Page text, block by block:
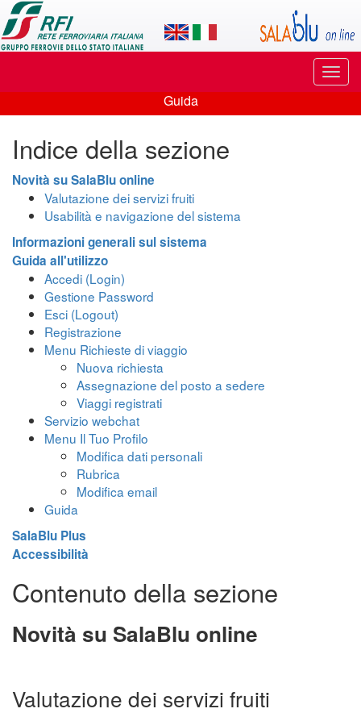
Applicazione
SalaBlu
Online
di
Rete
Ferroviaria
Italiana
di
Guida
Guida
Indice della sezione
Novità su SalaBlu online
Valutazione dei servizi fruiti
Usabilità e navigazione del sistema
Informazioni generali sul sistema
Guida all'utilizzo
Accedi (Login)
Gestione Password
Esci (Logout)
Registrazione
Menu Richieste di viaggio
Nuova richiesta
Assegnazione del posto a sedere
Viaggi registrati
Servizio webchat
Menu Il Tuo Profilo
Modifica dati personali
Rubrica
Modifica email
Guida
SalaBlu Plus
Accessibilità
Contenuto della sezione
Novità su SalaBlu online
Valutazione dei servizi fruiti